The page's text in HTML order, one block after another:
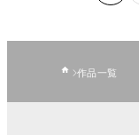
作品一覧